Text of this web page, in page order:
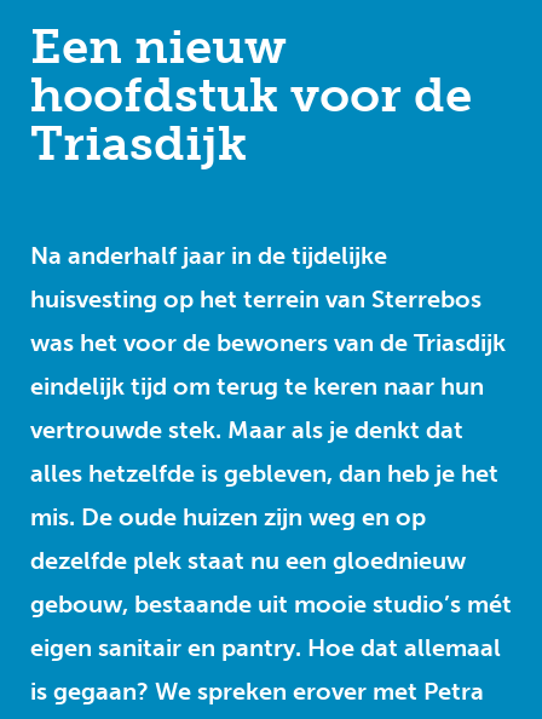
Een nieuw
hoofdstuk voor de
Triasdijk
Na anderhalf jaar in de tijdelijke
huisvesting op het terrein van Sterrebos
was het voor de bewoners van de Triasdijk
eindelijk tijd om terug te keren naar hun
vertrouwde stek. Maar als je denkt dat
alles hetzelfde is gebleven, dan heb je het
mis. De oude huizen zijn weg en op
dezelfde plek staat nu een gloednieuw
gebouw, bestaande uit mooie studio’s mét
eigen sanitair en pantry. Hoe dat allemaal
is gegaan? We spreken erover met Petra